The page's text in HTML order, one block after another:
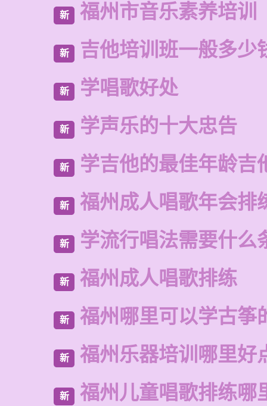
新 福州市音乐素养培训
新 吉他培训班一般多少
新 学唱歌好处
新 学声乐的十大忠告
新 学吉他的最佳年龄吉
新 福州成人唱歌年会排
新 学流行唱法需要什么
新 福州成人唱歌排练
新 福州哪里可以学古筝
新 福州乐器培训哪里好
新 福州儿童唱歌排练哪